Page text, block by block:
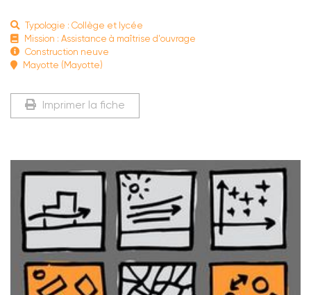
Typologie : Collège et lycée
Mission : Assistance à maîtrise d'ouvrage
Construction neuve
Mayotte (Mayotte)
Imprimer la fiche